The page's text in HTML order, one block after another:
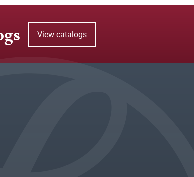
View catalogs